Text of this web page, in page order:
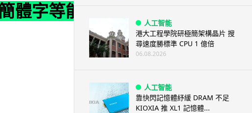
體字等能
人工智能
港大工程學院研極簡架構晶片 搜
尋速度勝標準 CPU 1 億倍
06.08.2026
人工智能
靠快閃記憶體紓緩 DRAM 不足
KIOXIA 推 XL1 記憶體...